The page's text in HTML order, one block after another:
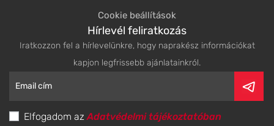
Cookie beállítások
Hírlevél feliratkozás
Iratkozzon fel a hírlevelünkre, hogy naprakész információkat
kapjon legfrissebb ajánlatainkról.
Elfogadom azAdatvédelmi tájékoztatóban